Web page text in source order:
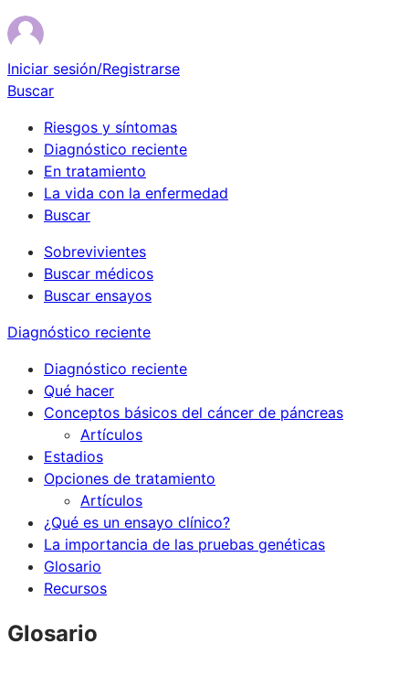
Iniciar sesión/Registrarse
Buscar
Riesgos y síntomas
Diagnóstico reciente
En tratamiento
La vida con la enfermedad
Buscar
Sobrevivientes
Buscar médicos
Buscar ensayos
Diagnóstico reciente
Diagnóstico reciente
Qué hacer
Conceptos básicos del cáncer de páncreas
Artículos
Estadios
Opciones de tratamiento
Artículos
¿Qué es un ensayo clínico?
La importancia de las pruebas genéticas
Glosario
Recursos
Glosario